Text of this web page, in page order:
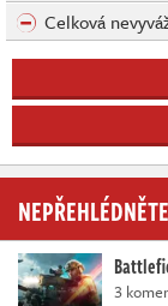
Celková
NEPŘEHLÉDNĚTE
3